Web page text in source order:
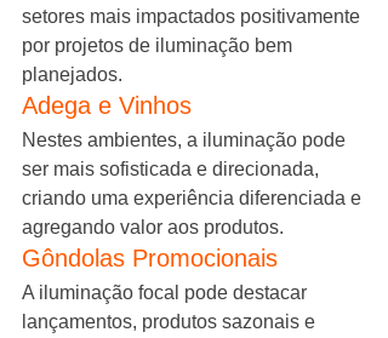
setores mais impactados positivamente
por projetos de iluminação bem
planejados.
Adega e Vinhos
Nestes ambientes, a iluminação pode
ser mais sofisticada e direcionada,
criando uma experiência diferenciada e
agregando valor aos produtos.
Gôndolas Promocionais
A iluminação focal pode destacar
lançamentos, produtos sazonais e